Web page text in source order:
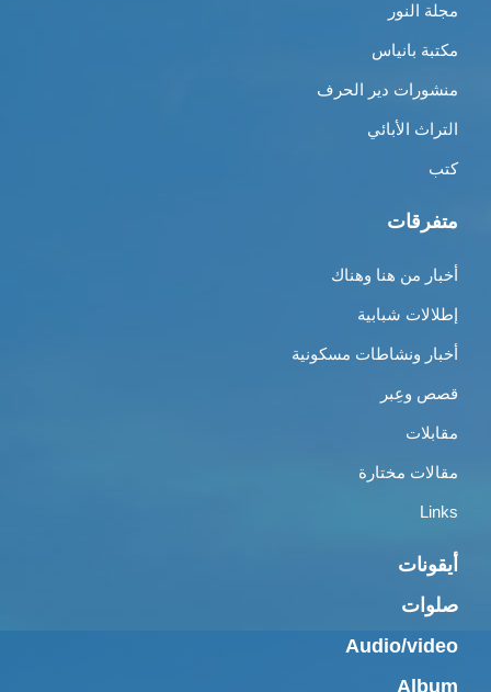
مجلة النور
مكتبة بانياس
منشورات دير الحرف
التراث الأبائي
كتب
متفرقات
أخبار من هنا وهناك
إطلالات شبابية
أخبار ونشاطات مسكونية
قصص وعِبر
مقابلات
مقالات مختارة
Links
أيقونات
صلوات
Audio/video
Album